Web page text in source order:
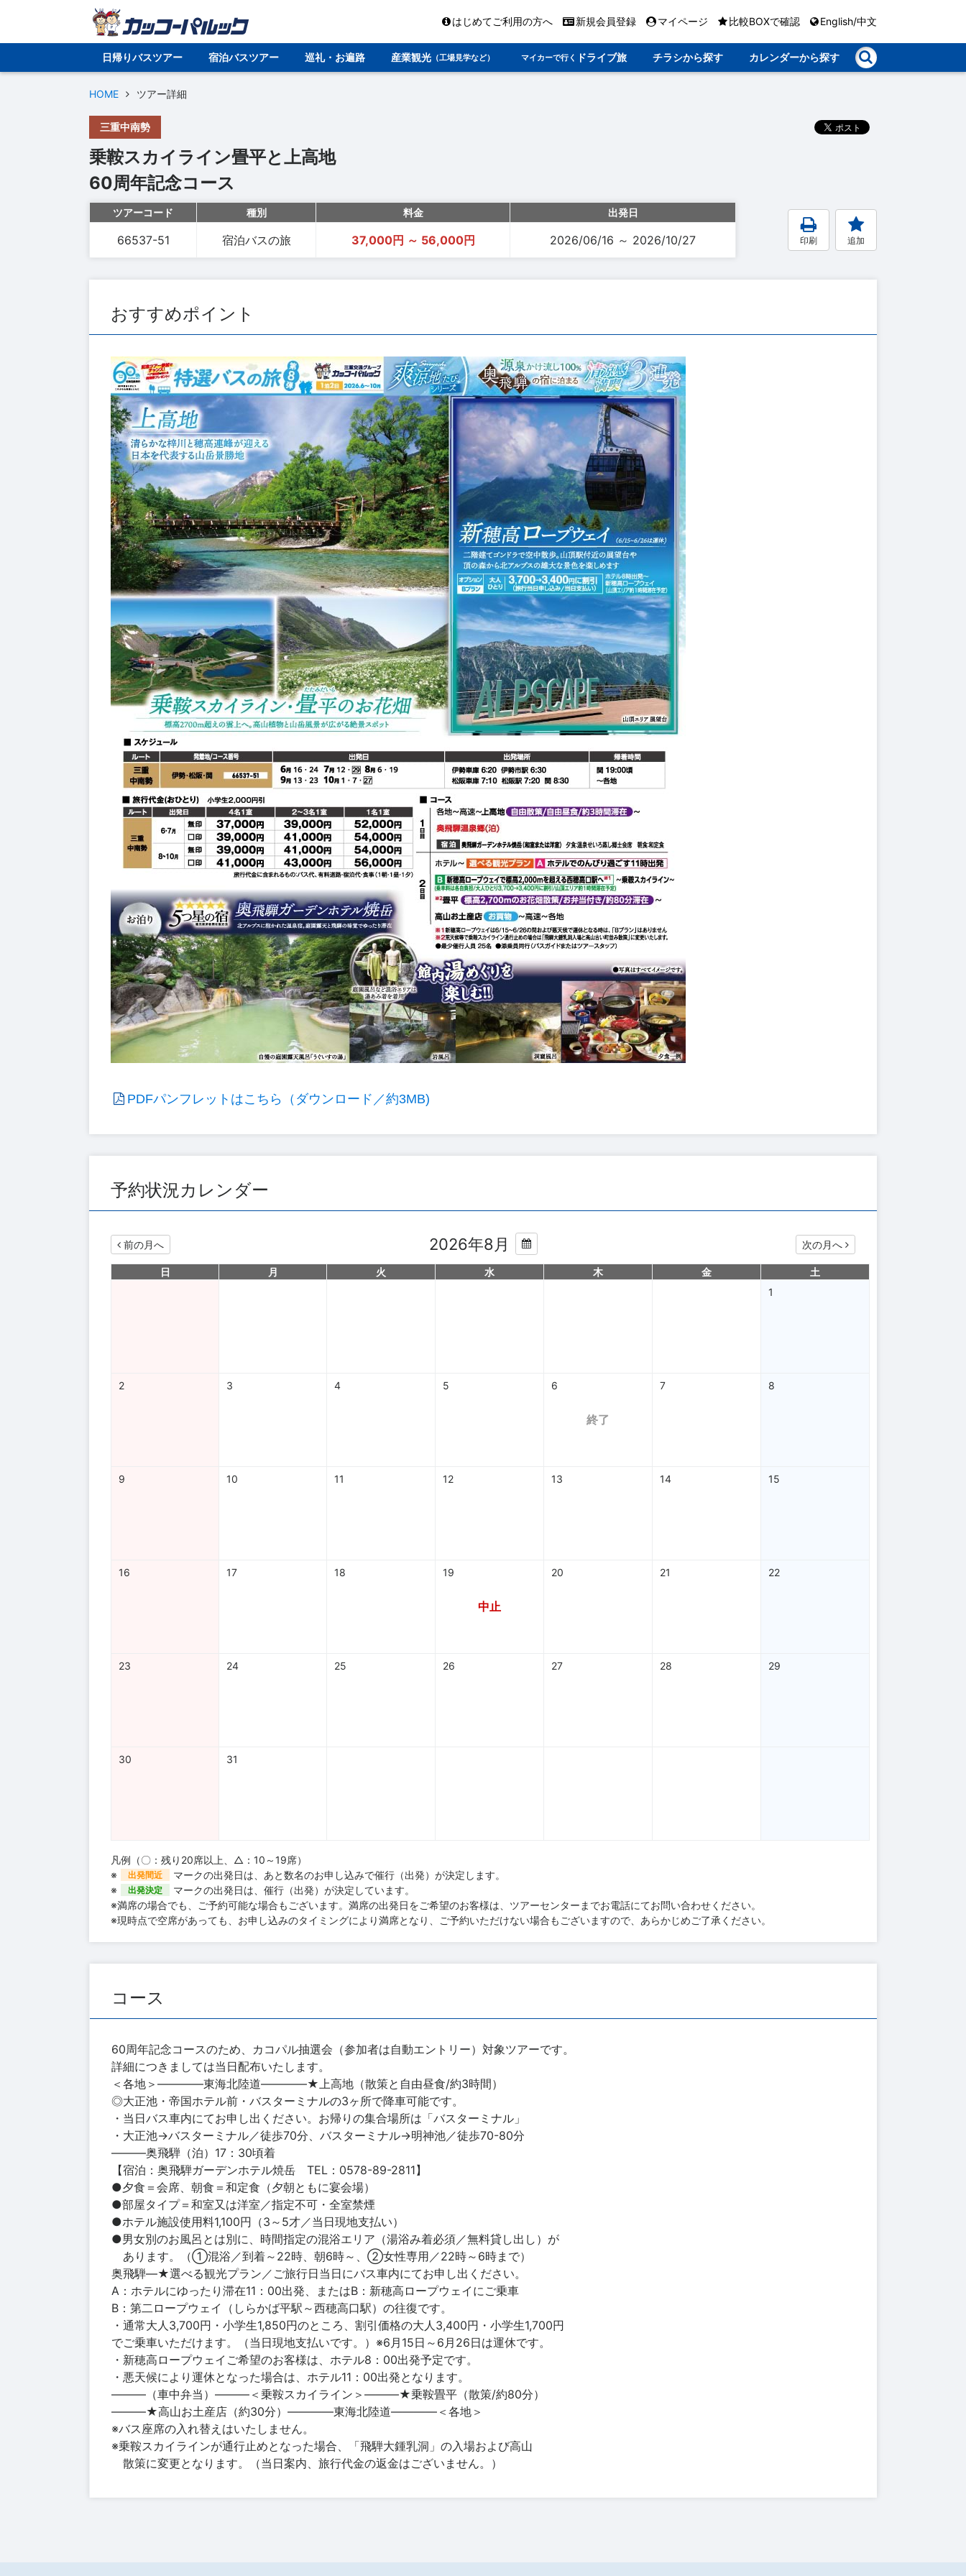
はじめてご利用の方へ 新規会員登録 マイページ 比較BOXで確認 English/中文
日帰りバスツアー 宿泊バスツアー 巡礼・お遍路 産業観光 （工場見学など） マイカーで行く ドライブ旅 チラシから探す カレンダーから探す
HOME ツアー詳細
三重中南勢
乗鞍スカイライン畳平と上高地
60周年記念コース
ツアーコード 種別 料金 出発日
66537-51 宿泊バスの旅 37,000円 ～ 56,000円 2026/06/16 ～ 2026/10/27 印刷 追加
おすすめポイント
PDFパンフレットはこちら（ダウンロード／約3MB)
予約状況カレンダー
前の月へ 2026年8月 次の月へ
日 月 火 水 木 金
土
1
2 3 4 5 6
終了
7 8
9 10 11 12 13 14 15
16 17 18 19
中止
20 21 22
23 24 25 26 27 28 29
30 31
凡例（〇：残り20席以上、△：10～19席）
※
出発間近
マークの出発日は、あと数名のお申し込みで催行（出発）が決定します。
※
出発決定
マークの出発日は、催行（出発）が決定しています。
※満席の場合でも、ご予約可能な場合もございます。満席の出発日をご希望のお客様は、ツアーセンターまでお電話にてお問い合わせください。
※現時点で空席があっても、お申し込みのタイミングにより満席となり、ご予約いただけない場合もございますので、あらかじめご了承ください。
コース
60周年記念コースのため、カコパル抽選会（参加者は自動エントリー）対象ツアーです。
詳細につきましては当日配布いたします。
＜各地＞――――東海北陸道――――★上高地（散策と自由昼食/約3時間）
◎大正池・帝国ホテル前・バスターミナルの3ヶ所で降車可能です。
・当日バス車内にてお申し出ください。お帰りの集合場所は「バスターミナル」
・大正池→バスターミナル／徒歩70分、バスターミナル→明神池／徒歩70-80分
―――奥飛騨（泊）17：30頃着
【宿泊：奥飛騨ガーデンホテル焼岳 TEL：0578-89-2811】
●夕食＝会席、朝食＝和定食（夕朝ともに宴会場）
●部屋タイプ＝和室又は洋室／指定不可・全室禁煙
●ホテル施設使用料1,100円（3～5才／当日現地支払い）
●男女別のお風呂とは別に、時間指定の混浴エリア（湯浴み着必須／無料貸し出し）が
あります。（①混浴／到着～22時、朝6時～、②女性専用／22時～6時まで）
奥飛騨―★選べる観光プラン／ご旅行日当日にバス車内にてお申し出ください。
A：ホテルにゆったり滞在11：00出発、またはB：新穂高ロープウェイにご乗車
B：第二ロープウェイ（しらかば平駅～西穂高口駅）の往復です。
・通常大人3,700円・小学生1,850円のところ、割引価格の大人3,400円・小学生1,700円
でご乗車いただけます。（当日現地支払いです。）※6月15日～6月26日は運休です。
・新穂高ロープウェイご希望のお客様は、ホテル8：00出発予定です。
・悪天候により運休となった場合は、ホテル11：00出発となります。
―――（車中弁当）―――＜乗鞍スカイライン＞―――★乗鞍畳平（散策/約80分）
―――★高山お土産店（約30分）――――東海北陸道――――＜各地＞
※バス座席の入れ替えはいたしません。
※乗鞍スカイラインが通行止めとなった場合、「飛騨大鍾乳洞」の入場および高山
散策に変更となります。（当日案内、旅行代金の返金はございません。）